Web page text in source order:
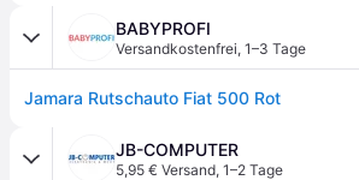
BABYPROFI
Versandkostenfrei, 1–3 Tage
Jamara Rutschauto Fiat 500 Rot
JB-COMPUTER
5,95 € Versand, 1–2 Tage